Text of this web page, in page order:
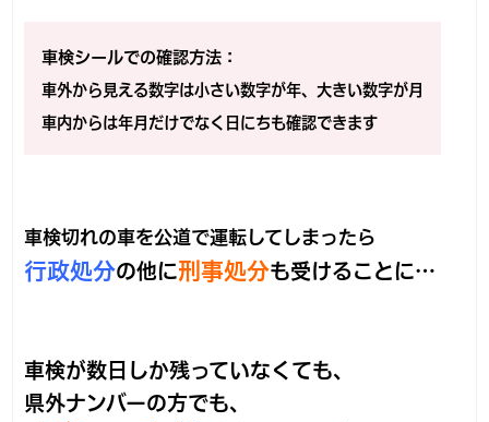
車検シールでの確認方法：
車外から見える数字は小さい数字が年、大きい数字が月
車内からは年月だけでなく日にちも確認できます
車検切れの車を公道で運転してしまったら
行政処分の他に刑事処分も受けることに…
車検が数日しか残っていなくても、
県外ナンバーの方でも、